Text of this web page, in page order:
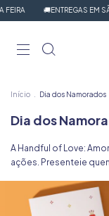
🚚ENTREGAS EM SÃO
Início Dia dos Namorados
Dia dos
A Handful of Love:
ações. Presenteie